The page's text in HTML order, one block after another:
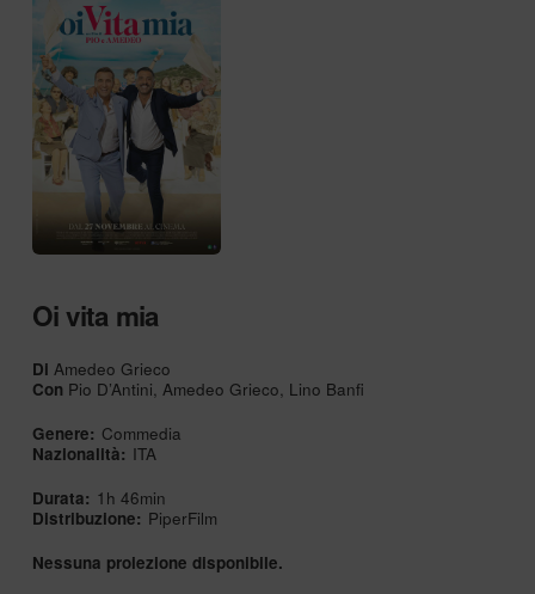
Oi vita mia
Di Amedeo Grieco
Con Pio D’Antini, Amedeo Grieco, Lino Banfi
Genere: Commedia
Nazionalità: ITA
Durata: 1h 46min
Distribuzione: PiperFilm
Nessuna proiezione disponibile.